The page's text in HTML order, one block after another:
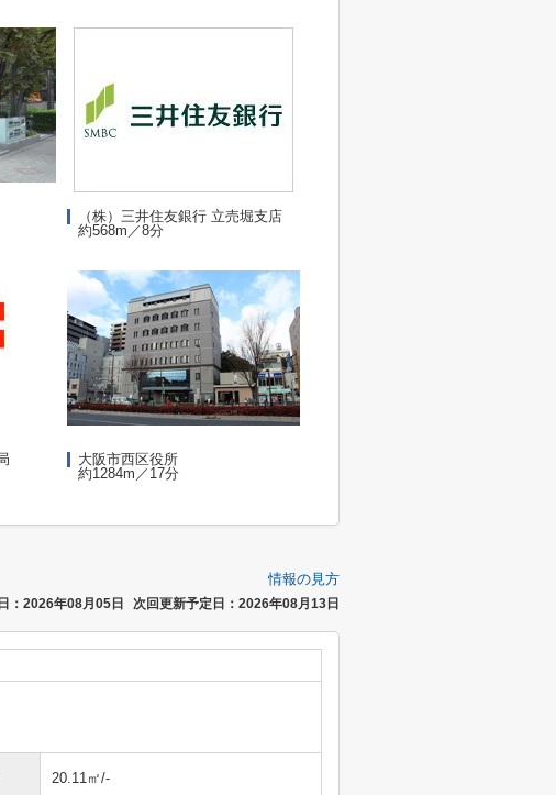
（株）三井住友銀行 立売堀支店
約568m／8分
大阪市西区役所
約1284m／17分
情報の見方
：2026年08月05日 次回更新予定日：2026年08月13日
20.11㎡/-